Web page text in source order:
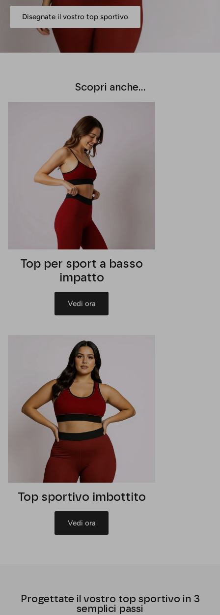
Disegnate il vostro top sportivo
Scopri anche...
Top per sport a basso
impatto
Vedi ora
Top sportivo imbottito
Vedi ora
Progettate il vostro top sportivo in 3
semplici passi